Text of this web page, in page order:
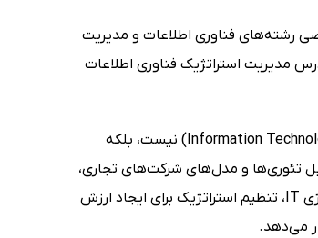
رشته­‌های فناوری اطلاعات و مدیریت
مدیریت استراتژیک فن­اوری­ اطلاعات
این ترجمه شامل کل کتاب مدیریت استراتژیک فناوری اطلاعات (Information Technology Strategy And Managment) نیست، بلکه
قبیل تئوری­‌ها و مدل‌­های شرکت­‌های تجاری،
اصول مدیریت استراتژیک، تنظیم استراتژی ارزش IT و تحلیل سازمانی، عوامل موفقیت در استراتژی IT، تنظیم استراتژیک برای ایجاد ارزش
می­‌دهد.